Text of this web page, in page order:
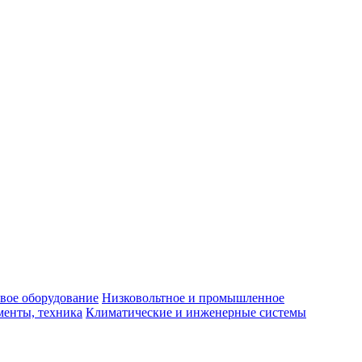
оборудование Низковольтное и промышленное
техника Климатические и инженерные системы